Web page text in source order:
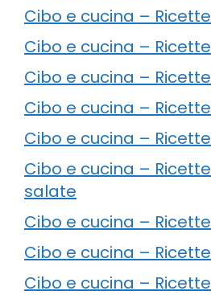
Cibo e cucina –
Cibo e cucina –
Cibo e cucina –
Cibo e cucina –
Cibo e cucina –
Cibo e cucina –
salate
Cibo e cucina –
Cibo e cucina –
Cibo e cucina –